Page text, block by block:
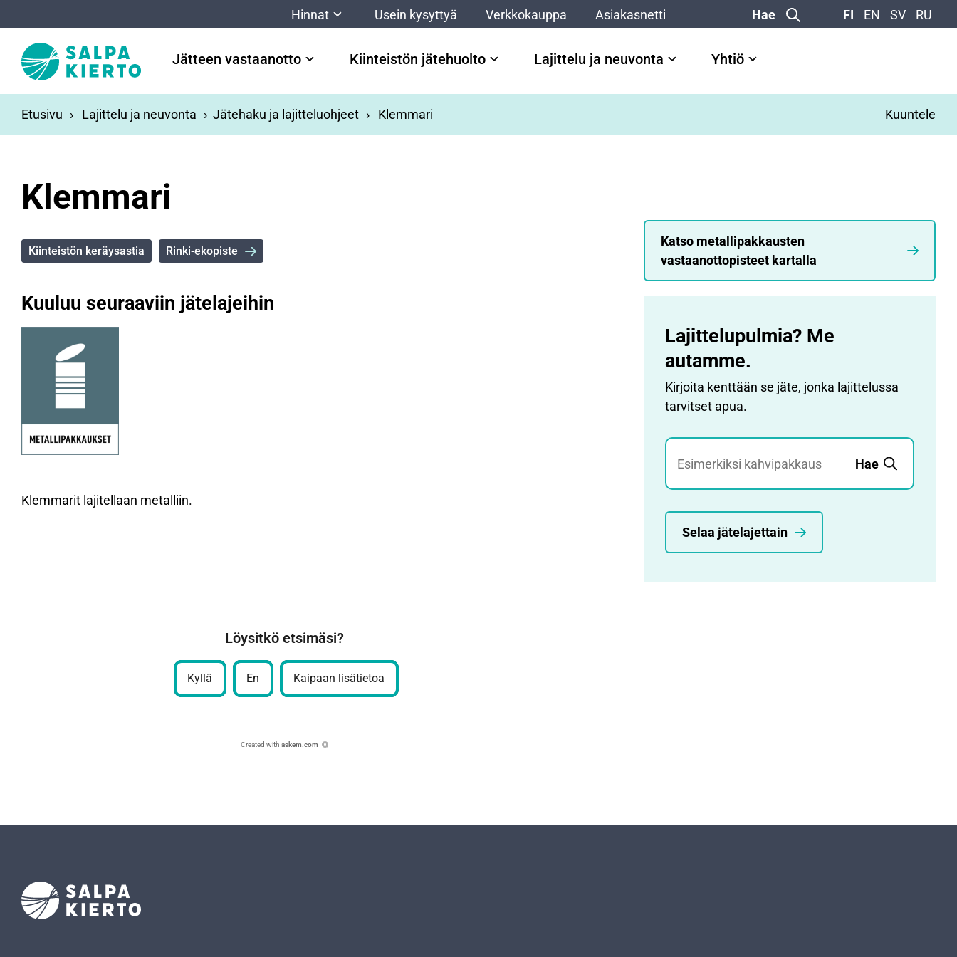
Hinnat Usein kysyttyä Verkkokauppa Asiakasnetti Hae FI EN SV RU
Jätteen vastaanotto Kiinteistön jätehuolto Lajittelu ja neuvonta Yhtiö
Etusivu Lajittelu ja neuvonta Jätehaku ja lajitteluohjeet Klemmari Kuuntele
Klemmari
Kiinteistön keräysastia Rinki-ekopiste
Kuuluu seuraaviin jätelajeihin
Klemmarit lajitellaan metalliin.
Katso metallipakkausten
vastaanottopisteet kartalla
Lajittelupulmia? Me
autamme.
Kirjoita kenttään se jäte, jonka lajittelussa
tarvitset apua.
Jätehaku
Hae
Selaa jätelajettain
Löysitkö etsimäsi?
Kyllä En Kaipaan lisätietoa
Created with askem.com